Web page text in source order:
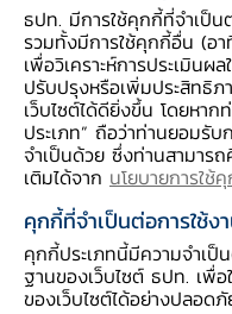
สักกะภพ พันธ์ยานุกุล
เศรษฐกิจมหภาค แ
อำนวยการ กลุ่มงาน
ธปท. Media
ดิจิทัลเพื่อการชำระค่
สื่อมวลชน ณ ห้องสม
ใหญ่ ชั้น 2
ธปท. มีการใช้คุกกี้ที่จำเป็น
รวมทั้งมีการใช้คุกกี้อื่น (อ
เพื่อวิเคราะห์การประเมินผ
ปรับปรุงหรือเพิ่มประสิทธิภ
เว็บไซต์ได้ดียิ่งขึ้น โดยหา
ประเภท” ถือว่าท่านยอมรั
จำเป็นด้วย ซึ่งท่านสามาร
เติมได้จาก นโยบายการใช้
คุกกี้ที่จำเป็นต่อการใช้ง
คุกกี้ประเภทนี้มีความจำเป็
ฐานของเว็บไซต์ ธปท. เพื่อ
ของเว็บไซต์ได้อย่างปลอด